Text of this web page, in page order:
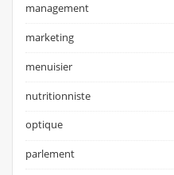
management
marketing
menuisier
nutritionniste
optique
parlement